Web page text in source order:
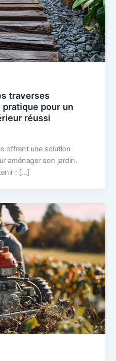
traverses
pratique pour un
réussi
offrent une solution
aménager son jardin.
: […]